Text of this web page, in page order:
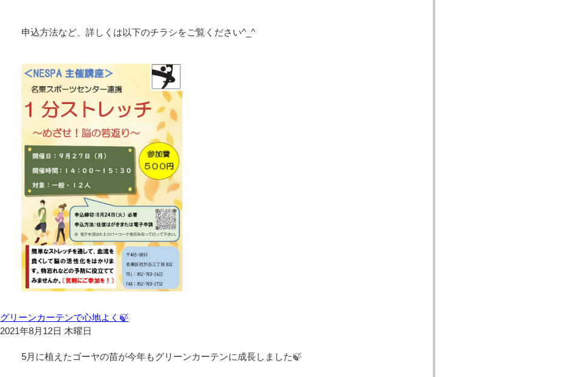
申込方法など、詳しくは以下のチラシをご覧ください^_^
グリーンカーテンで心地よく🍃
2021年8月12日 木曜日
5月に植えたゴーヤの苗が今年もグリーンカーテンに成長しました🍃